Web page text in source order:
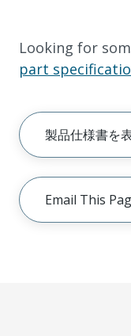
Looking for
part
製品仕様書を
Email This